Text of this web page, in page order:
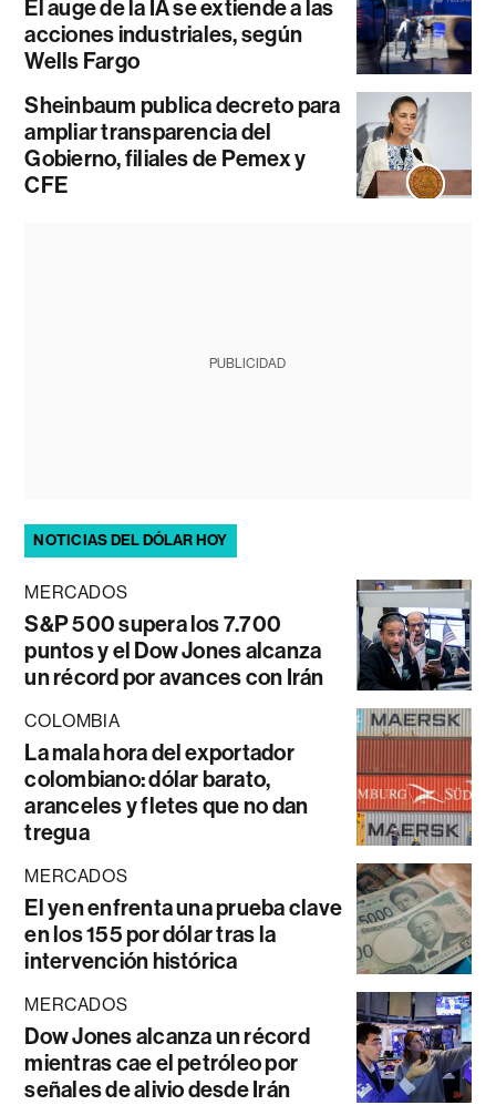
El auge de la IA se extiende a las
acciones industriales, según
Wells Fargo
Sheinbaum publica decreto para
ampliar transparencia del
Gobierno, filiales de Pemex y
CFE
PUBLICIDAD
NOTICIAS DEL DÓLAR HOY
MERCADOS
S&P 500 supera los 7.700
puntos y el Dow Jones alcanza
un récord por avances con Irán
COLOMBIA
La mala hora del exportador
colombiano: dólar barato,
aranceles y fletes que no dan
tregua
MERCADOS
El yen enfrenta una prueba clave
en los 155 por dólar tras la
intervención histórica
MERCADOS
Dow Jones alcanza un récord
mientras cae el petróleo por
señales de alivio desde Irán